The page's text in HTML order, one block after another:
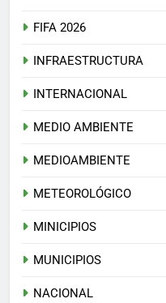
FIFA 2026
INFRAESTRUCTURA
INTERNACIONAL
MEDIO AMBIENTE
MEDIOAMBIENTE
METEOROLÓGICO
MINICIPIOS
MUNICIPIOS
NACIONAL